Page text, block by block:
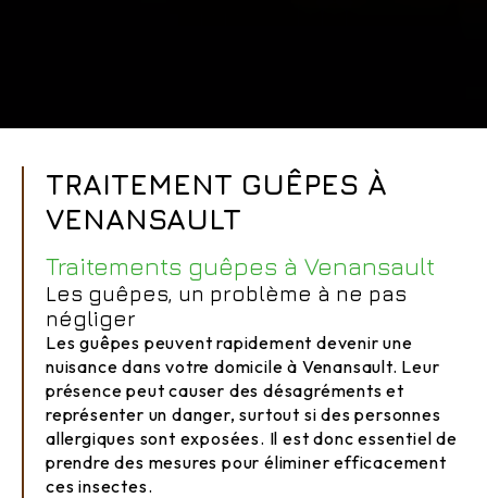
TRAITEMENT GUÊPES À
VENANSAULT
Traitements guêpes à Venansault
Les guêpes, un problème à ne pas
négliger
Les guêpes peuvent rapidement devenir une
nuisance dans votre domicile à Venansault. Leur
présence peut causer des désagréments et
représenter un danger, surtout si des personnes
allergiques sont exposées. Il est donc essentiel de
prendre des mesures pour éliminer efficacement
ces insectes.